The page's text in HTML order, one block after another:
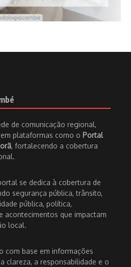
de comunicação regional,
plataformas como o Portal
, fortalecendo a cobertura
se dedica à cobertura de
segurança pública, trânsito,
pública, política,
acontecimentos que impactam
local.
com base em informações
clareza, a responsabilidade e o